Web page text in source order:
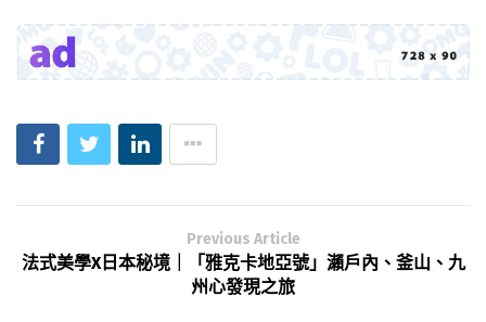
Previous Article
法式美學X日本秘境｜「雅克卡地亞號」瀨戶內、釜山、九
州心發現之旅